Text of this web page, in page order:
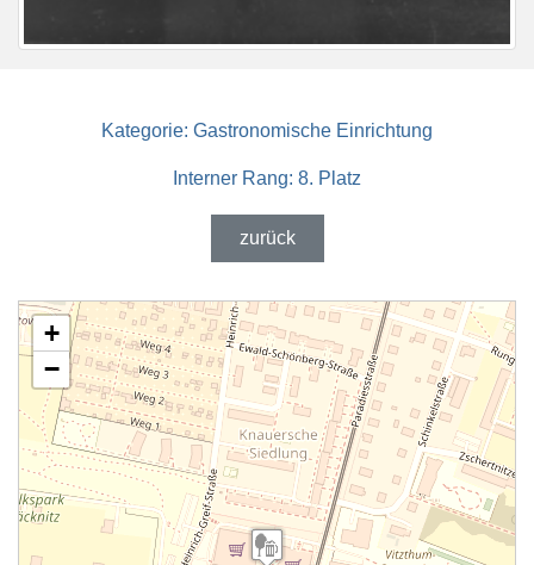
Kategorie: Gastronomische Einrichtung
Interner Rang: 8. Platz
zurück
+
−